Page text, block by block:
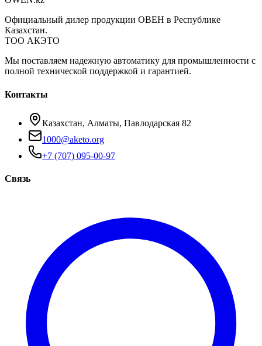
Официальный дилер продукции ОВЕН в Республике
Казахстан.
ТОО АКЭТО
Мы поставляем надежную автоматику для промышленности с
полной технической поддержкой и гарантией.
Контакты
Казахстан, Алматы, Павлодарская 82
1000@aketo.org
+7 (707) 095-00-97
Связь